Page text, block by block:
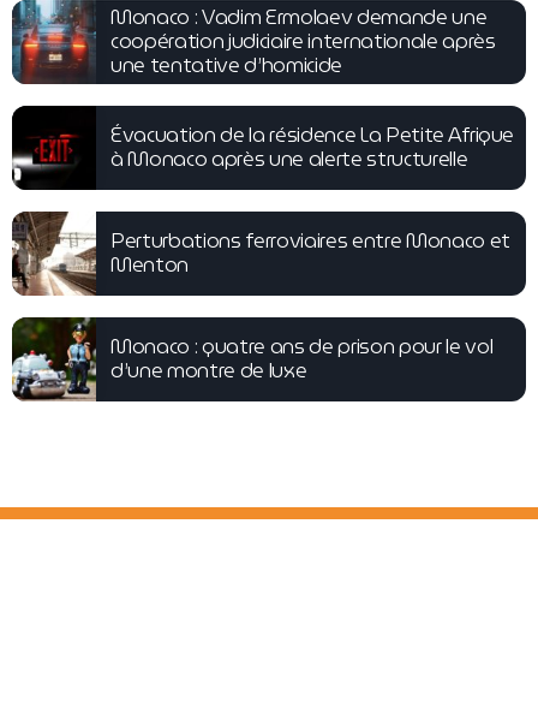
Monaco : Vadim Ermolaev demande une
coopération judiciaire internationale après
une tentative d’homicide
Évacuation de la résidence La Petite Afrique
à Monaco après une alerte structurelle
Perturbations ferroviaires entre Monaco et
Menton
Monaco : quatre ans de prison pour le vol
d’une montre de luxe